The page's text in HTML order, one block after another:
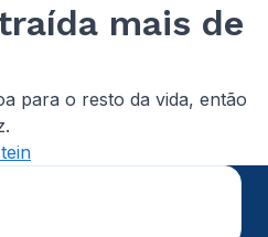
mais de
para o resto da vida, então